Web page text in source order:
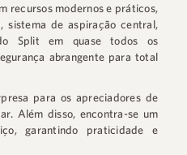
recursos modernos e práticos,
sistema de aspiração central,
Split em quase todos os
abrangente para total
para os apreciadores de
Além disso, encontra-se um
garantindo praticidade e